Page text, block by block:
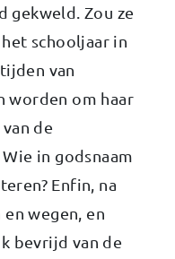
gekweld. Zou ze
schooljaar in
van
worden om haar
de
in godsnaam
Enfin, na
wegen, en
bevrijd van de